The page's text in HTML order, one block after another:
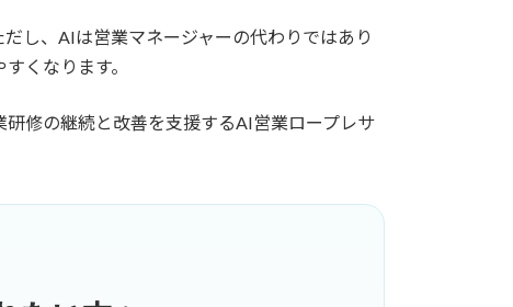
し、AIは営業マネージャーの代わりではあり
くなります。
修の継続と改善を支援するAI営業ロープレサ